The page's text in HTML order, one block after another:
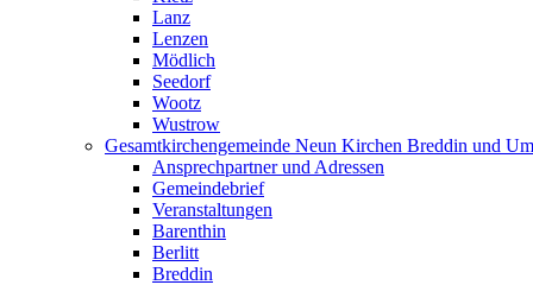
Lanz
Lenzen
Mödlich
Seedorf
Wootz
Wustrow
Gesamtkirchengemeinde Neun Kirchen Breddin und
Ansprechpartner und Adressen
Gemeindebrief
Veranstaltungen
Barenthin
Berlitt
Breddin